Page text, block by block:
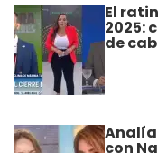
El
2025:
de
Analía
con